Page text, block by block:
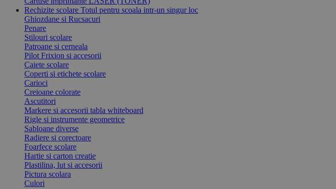
Rechizite scolare Totul pentru scoala intr-un singur loc
Ghiozdane si Rucsacuri
Penare
Stilouri scolare
Patroane si cerneala
Pilot Frixion si accesorii
Caiete scolare
Coperti si etichete scolare
Carioci
Creioane colorate
Ascutitori
Markere si accesorii tabla whiteboard
Rigle si instrumente geometrice
Sabloane diverse
Radiere si corectoare
Foarfece scolare
Hartie si carton creatie
Plastilina, lut si accesorii
Pictura scolara
Culori